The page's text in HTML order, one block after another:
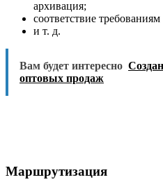
архивация;
соответствие
и т. д.
Вам будет интересно
оптовых продаж
Маршрутизация